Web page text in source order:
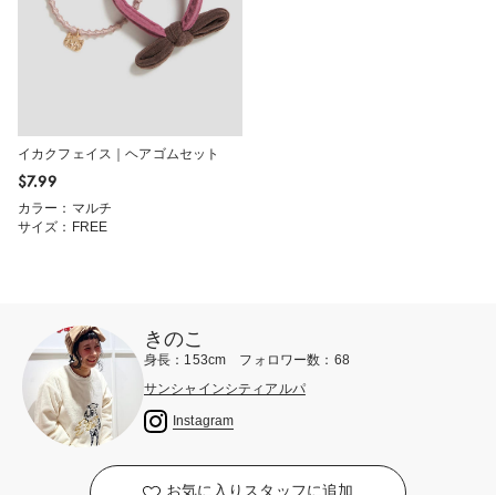
イカクフェイス｜ヘアゴムセット
$‌7.99
カラー：マルチ
サイズ：FREE
きのこ
身長：153cm フォロワー数：68
サンシャインシティアルパ
Instagram
お気に入りスタッフに追加